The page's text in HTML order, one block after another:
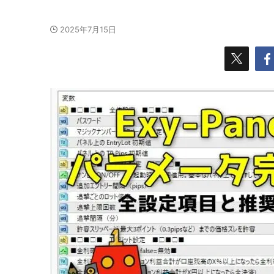
2025年7月15日